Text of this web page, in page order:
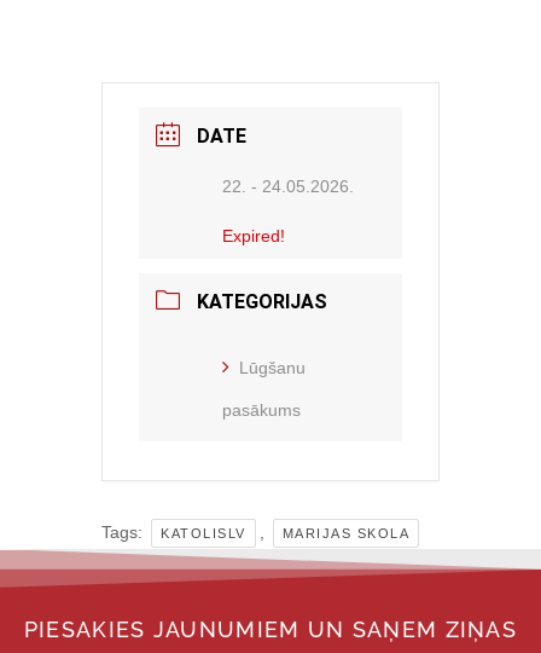
DATE
22. - 24.05.2026.
Expired!
KATEGORIJAS
Lūgšanu
pasākums
Tags: KATOLISLV MARIJAS SKOLA
PIESAKIES JAUNUMIEM UN SAŅEM ZIŅAS